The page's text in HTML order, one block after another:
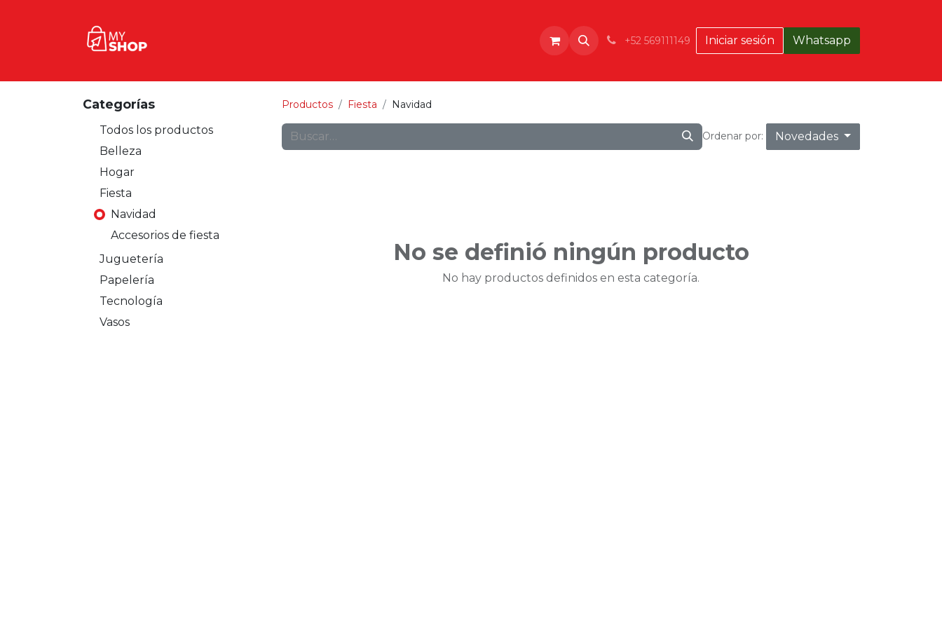
+52 569111149 Iniciar sesión Whatsapp
Categorías
Todos los productos
Belleza
Hogar
Fiesta
Navidad
Accesorios de fiesta
Juguetería
Papelería
Tecnología
Vasos
Productos Fiesta Navidad
Ordenar por: Novedades
No se definió ningún producto
No hay productos definidos en esta categoría.